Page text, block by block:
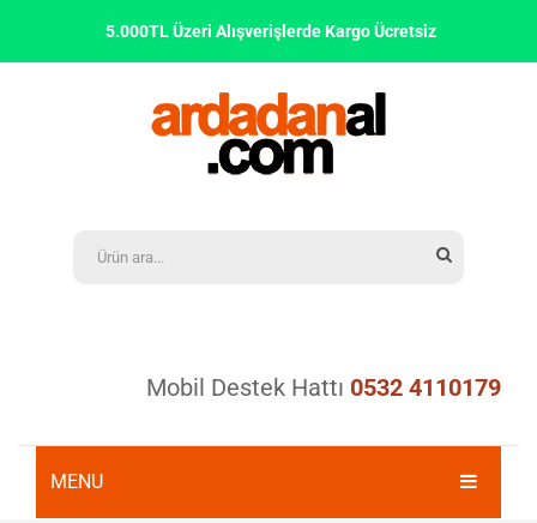
5.000TL Üzeri Alışverişlerde Kargo Ücretsiz
Mobil Destek Hattı 0532 4110179
MENU